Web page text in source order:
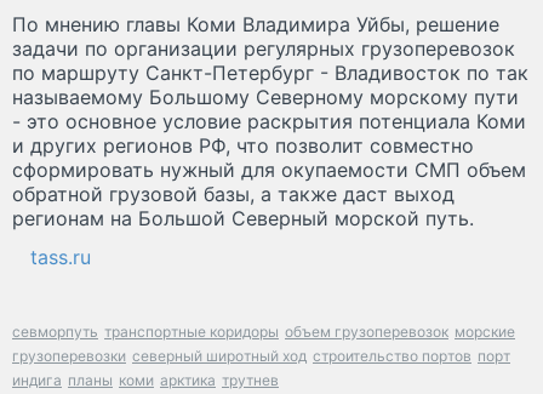
По мнению главы Коми Владимира Уйбы, решение
задачи по организации регулярных грузоперевозок
по маршруту Санкт-Петербург - Владивосток по так
называемому Большому Северному морскому пути
- это основное условие раскрытия потенциала Коми
и других регионов РФ, что позволит совместно
сформировать нужный для окупаемости СМП объем
обратной грузовой базы, а также даст выход
регионам на Большой Северный морской путь.
tass.ru
севморпуть транспортные коридоры объем грузоперевозок морские
грузоперевозки северный широтный ход строительство портов порт
индига планы коми арктика трутнев